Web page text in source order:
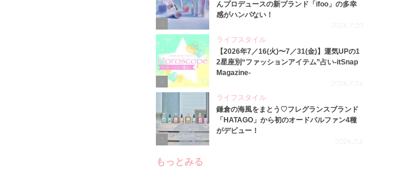
3
んプロデュースの新ブランド「ifoo」の多幸
感がハンパない！
2026.7.10
4
ライフスタイル
【2026年7／16(火)〜7／31(金)】運気UPの1
2星座別“ファッションアイテム”占い-itSnap
Magazine-
2026.7.16
ライフスタイル
鎌倉の海風をまとう♡フレグランスブランド
「HATAGO」から初のオードパルファン4種
がデビュー！
2026.7.6
もっとみる